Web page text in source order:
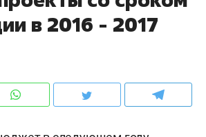
в 2016 - 2017